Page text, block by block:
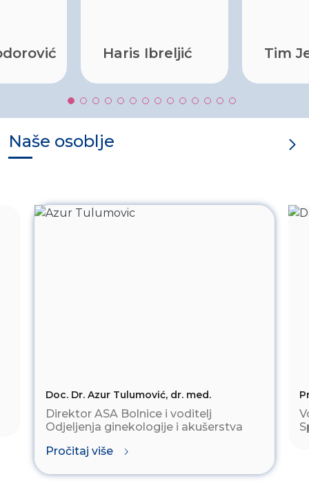
i
iznad
Haris Ibreljić
lahko
Tim
Naše osoblje
Doc. Dr. Azur Tulumović, dr. med.
Direktor ASA Bolnice i voditelj
Odjeljenja ginekologije i akušerstva
Pročitaj više